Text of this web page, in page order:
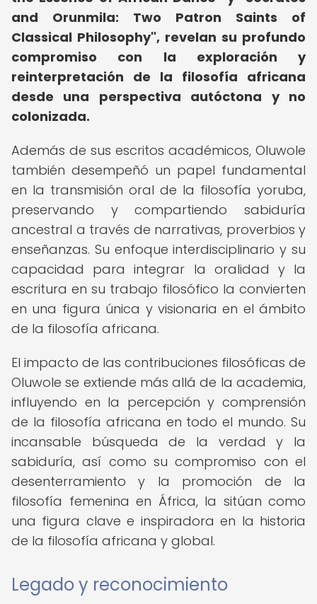
and Orunmila: Two Patron Saints of
Classical Philosophy", revelan su profundo
compromiso con la exploración y
reinterpretación de la filosofía africana
desde una perspectiva autóctona y no
colonizada.
Además de sus escritos académicos, Oluwole
también desempeñó un papel fundamental
en la transmisión oral de la filosofía yoruba,
preservando y compartiendo sabiduría
ancestral a través de narrativas, proverbios y
enseñanzas. Su enfoque interdisciplinario y su
capacidad para integrar la oralidad y la
escritura en su trabajo filosófico la convierten
en una figura única y visionaria en el ámbito
de la filosofía africana.
El impacto de las contribuciones filosóficas de
Oluwole se extiende más allá de la academia,
influyendo en la percepción y comprensión
de la filosofía africana en todo el mundo. Su
incansable búsqueda de la verdad y la
sabiduría, así como su compromiso con el
desenterramiento y la promoción de la
filosofía femenina en África, la sitúan como
una figura clave e inspiradora en la historia
de la filosofía africana y global.
Legado y reconocimiento